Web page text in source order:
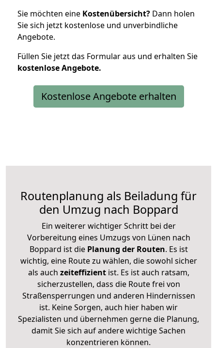
Sie möchten eine Kostenübersicht? Dann holen
Sie sich jetzt kostenlose und unverbindliche
Angebote.
Füllen Sie jetzt das Formular aus und erhalten Sie
kostenloseAngebote.
Kostenlose Angebote erhalten
Routenplanung als Beiladung für
den Umzug nach Boppard
Ein weiterer wichtiger Schritt bei der
Vorbereitung eines Umzugs von Lünen nach
Boppard ist diePlanung der Routen. Es ist
wichtig, eine Route zu wählen, die sowohl sicher
als auch zeiteffizientist. Es ist auch ratsam,
sicherzustellen, dass die Route frei von
Straßensperrungen und anderen Hindernissen
ist. Keine Sorgen, auch hier haben wir
Spezialisten und übernehmen gerne die Planung,
damit Sie sich auf andere wichtige Sachen
konzentrieren können.